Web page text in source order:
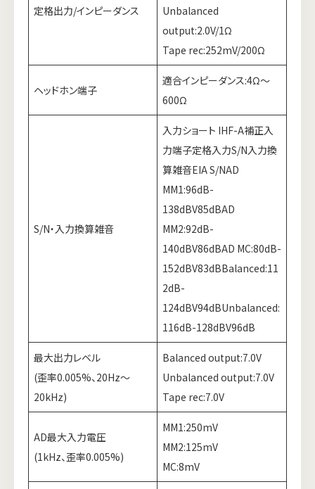
定格出力/インピーダンス
Unbalanced
output:2.0V/1Ω
Tape rec:252mV/200Ω
ヘッドホン端子
適合インピーダンス:4Ω～
600Ω
S/N・入力換算雑音
入力ショート IHF-A補正入
力端子定格入力S/N入力換
算雑音EIA S/NAD
MM1:96dB-
138dBV85dBAD
MM2:92dB-
140dBV86dBAD MC:80dB-
152dBV83dBBalanced:11
2dB-
124dBV94dBUnbalanced:
116dB-128dBV96dB
最大出力レベル
(歪率0.005%、20Hz～
20kHz)
Balanced output:7.0V
Unbalanced output:7.0V
Tape rec:7.0V
AD最大入力電圧
(1kHz、歪率0.005%)
MM1:250mV
MM2:125mV
MC:8mV